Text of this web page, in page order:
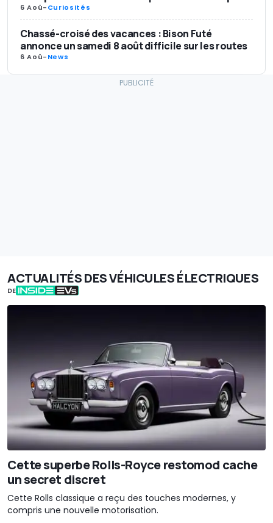
6 Aoû-Curiosités
Chassé-croisé des vacances : Bison Futé
annonce un samedi 8 août difficile sur les routes
6 Aoû-News
ACTUALITÉS DES VÉHICULES ÉLECTRIQUES
DE
Cette superbe Rolls-Royce restomod cache
un secret discret
Cette Rolls classique a reçu des touches modernes, y
compris une nouvelle motorisation.